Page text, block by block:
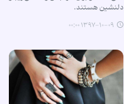
دلنشین هستند.
۱۳۹۷-۱۰-۰۹ ۰۰:۰۰